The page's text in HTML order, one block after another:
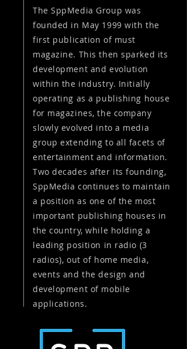
The SppMedia Group was
founded in May 1999 with the
first publication of must
magazine. This then sparked its
development and evolution
within the industry. Initially
operating as a publishing house
for magazines, the company
slowly evolved into a media
group extending to all facets of
entertainment and information.
Two decades after its founding,
SppMedia continues to maintain
a position as one of the most
important publishing houses in
the country, while holding a
leading position in radio (3
radios), out of home media,
events and the design and
development of mobile
applications.